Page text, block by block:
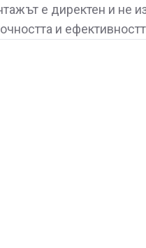
е директен и не
и